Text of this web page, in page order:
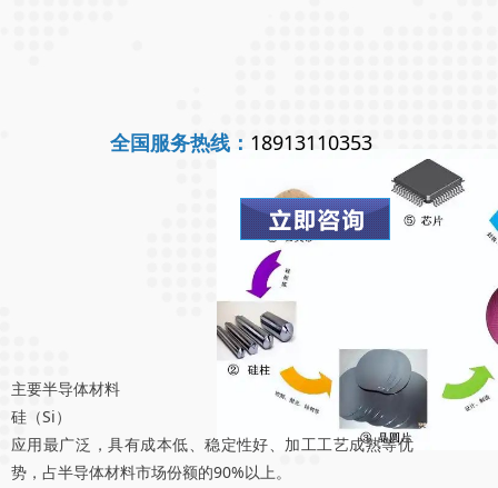
主要半导体材料
‌硅（Si）‌
应用最广泛‌，具有成本低、稳定性好、加工工艺成熟等优
势，占半导体材料市场份额的90%以上。
全国服务热线： 18913110353